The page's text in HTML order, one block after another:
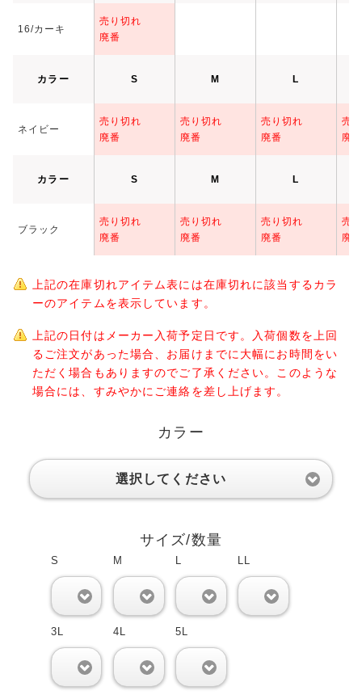
16/カーキ
売り切れ
廃番
カラー S M L
ネイビー
売り切れ
廃番
売り切れ
廃番
売り切れ
廃番
売
廃番
カラー S M L
ブラック
売り切れ
廃番
売り切れ
廃番
売り切れ
廃番
売
廃番
上記の在庫切れアイテム表には在庫切れに該当するカラ
ーのアイテムを表示しています。
上記の日付はメーカー入荷予定日です。入荷個数を上回
るご注文があった場合、お届けまでに大幅にお時間をい
ただく場合もありますのでご了承ください。このような
場合には、すみやかにご連絡を差し上げます。
カラー
選択してください
サイズ/数量
S M
3L 4L 5L